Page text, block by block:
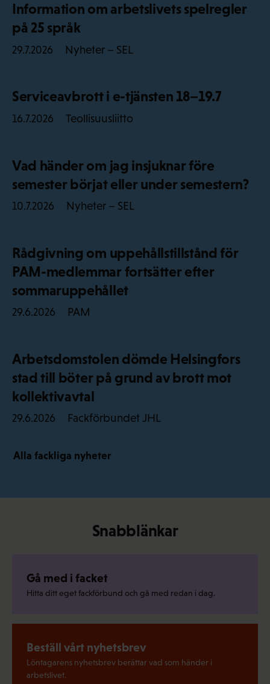
Information om arbetslivets spelregler
på 25 språk
29.7.2026 Nyheter – SEL
Serviceavbrott i e-tjänsten 18–19.7
16.7.2026 Teollisuusliitto
Vad händer om jag insjuknar före
semester börjat eller under semestern?
10.7.2026 Nyheter – SEL
Rådgivning om uppehållstillstånd för
PAM-medlemmar fortsätter efter
sommaruppehållet
29.6.2026 PAM
Arbetsdomstolen dömde Helsingfors
stad till böter på grund av brott mot
kollektivavtal
29.6.2026 Fackförbundet JHL
Alla fackliga nyheter
Snabblänkar
Gå med i facket
Hitta ditt eget fackförbund och gå med redan i dag.
Beställ vårt nyhetsbrev
Löntagarens nyhetsbrev berättar vad som händer i
arbetslivet.